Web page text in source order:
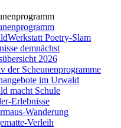
Poetry-Slam
demnächst
2026
der Scheunenprogramme
im Urwald
macht Schule
Erlebnisse
Wanderung
Verleih